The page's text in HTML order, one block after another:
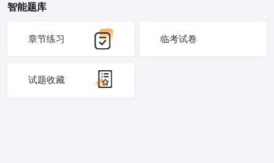
智能题库
章节练习 临考试卷
试题收藏